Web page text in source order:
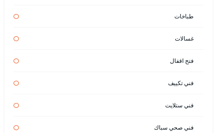
طباخات
غسالات
فتح اقفال
فني تكييف
فني ستلايت
فني صحي سباك